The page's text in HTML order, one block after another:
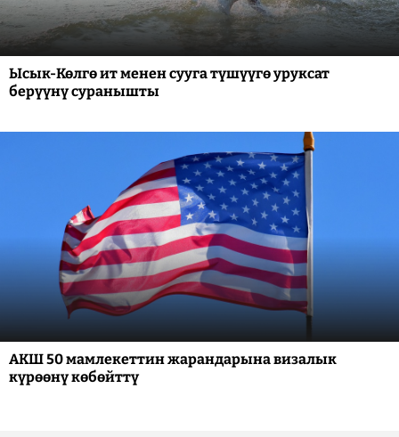
Ысык-Көлгө ит менен сууга түшүүгө уруксат
берүүнү суранышты
АКШ 50 мамлекеттин жарандарына визалык
күрөөнү көбөйттү